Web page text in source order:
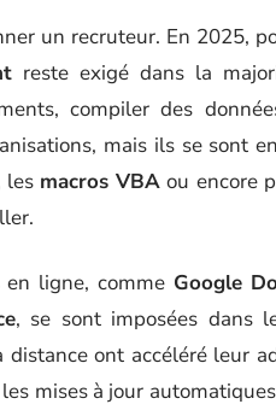
un recruteur. En 2025,
reste exigé dans la
compiler des
mais ils se sont
les macros VBA ou encore
en ligne, comme Google
, se sont imposées dans
ont accéléré leur
mises à jour